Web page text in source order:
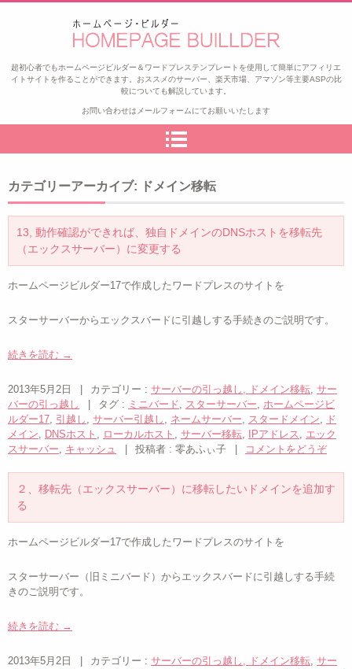
ゼロから始めるアフィリエイト
超初心者でもホームページビルダー＆ワードプレステンプレートを使用して簡単にアフィリエ
イトサイトを作ることができます。おススメのサーバー、楽天市場、アマゾン等主要ASPの比
較についても解説しています。
お問い合わせはメールフォームにてお願いいたします
カテゴリーアーカイブ: ドメイン移転
13, 動作確認ができれば、独自ドメインのDNSホストを移転先
（エックスサーバー）に変更する
ホームページビルダー17で作成したワードプレスのサイトを
スターサーバーからエックスバードに引越しする手続きのご説明です。
続きを読む →
2013年5月2日 カテゴリー : サーバーの引っ越し, ドメイン移転, サー
バーの引っ越し
タグ : ミニバード, スターサーバー, ホームページビ
ルダー17, 引越し , サーバー引越し , ネームサーバー, スタードメイン, ド
メイン, DNSホスト , ローカルホスト , サーバー移転, IPアドレス , エック
スサーバー, キャッシュ 投稿者 : 零あふぃ子 コメントをどうぞ
２、移転先（エックスサーバー）に移転したいドメインを追加す
る
ホームページビルダー17で作成したワードプレスのサイトを
スターサーバー（旧ミニバード）からエックスバードに引越しする手続
きのご説明です。
続きを読む →
2013年5月2日 カテゴリー : サーバーの引っ越し, ドメイン移転, サー